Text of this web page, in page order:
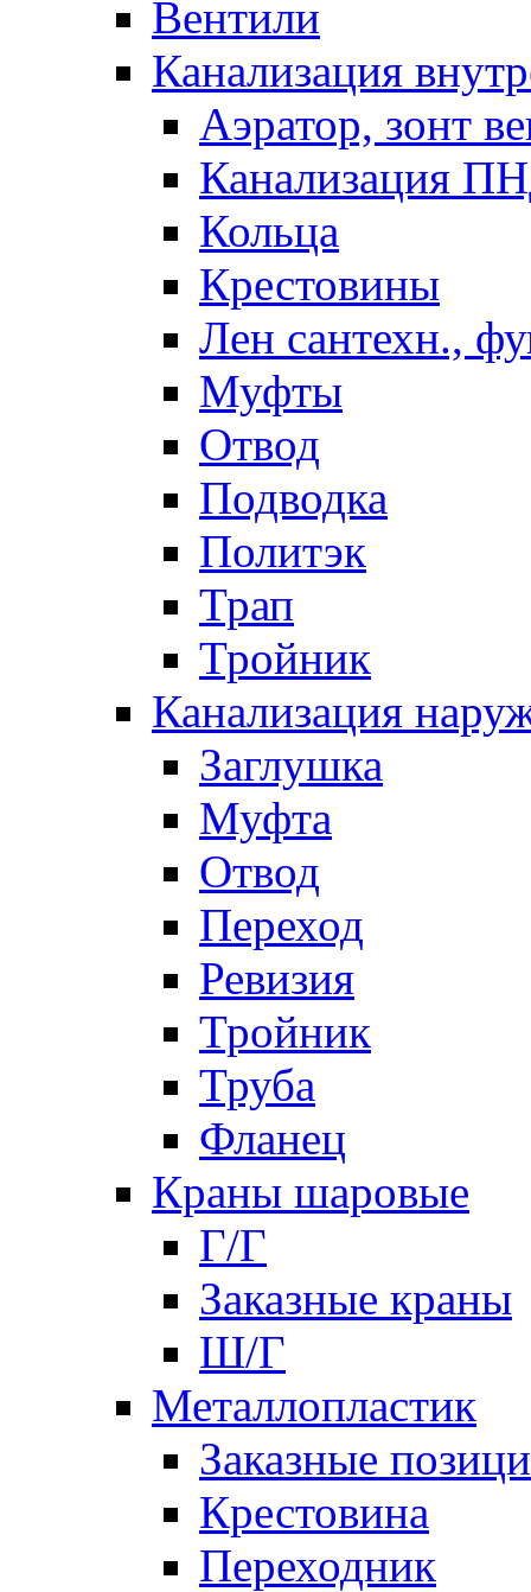
Вентили
Канализация
Аэратор, зонт
Канализация
Кольца
Крестовины
Лен сантехн.,
Муфты
Отвод
Подводка
Политэк
Трап
Тройник
Канализация
Заглушка
Муфта
Отвод
Переход
Ревизия
Тройник
Труба
Фланец
Краны шаровые
Г/Г
Заказные краны
Ш/Г
Металлопластик
Заказные
Крестовина
Переходник